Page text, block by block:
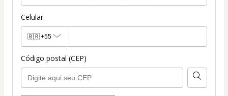
Celular
🇧🇷+55
Código postal (CEP)